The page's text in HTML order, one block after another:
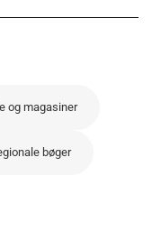
og magasiner
bøger